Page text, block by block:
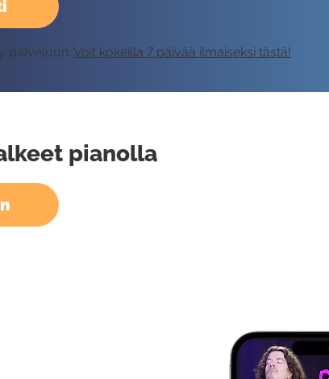
palveluun. Voit kokeilla 7 päivää ilmaiseksi tästä!
pianolla